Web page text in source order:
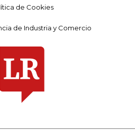
de Cookies
de Industria y Comercio